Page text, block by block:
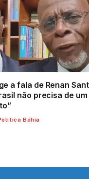
a fala de Renan
não precisa de um
Bahia